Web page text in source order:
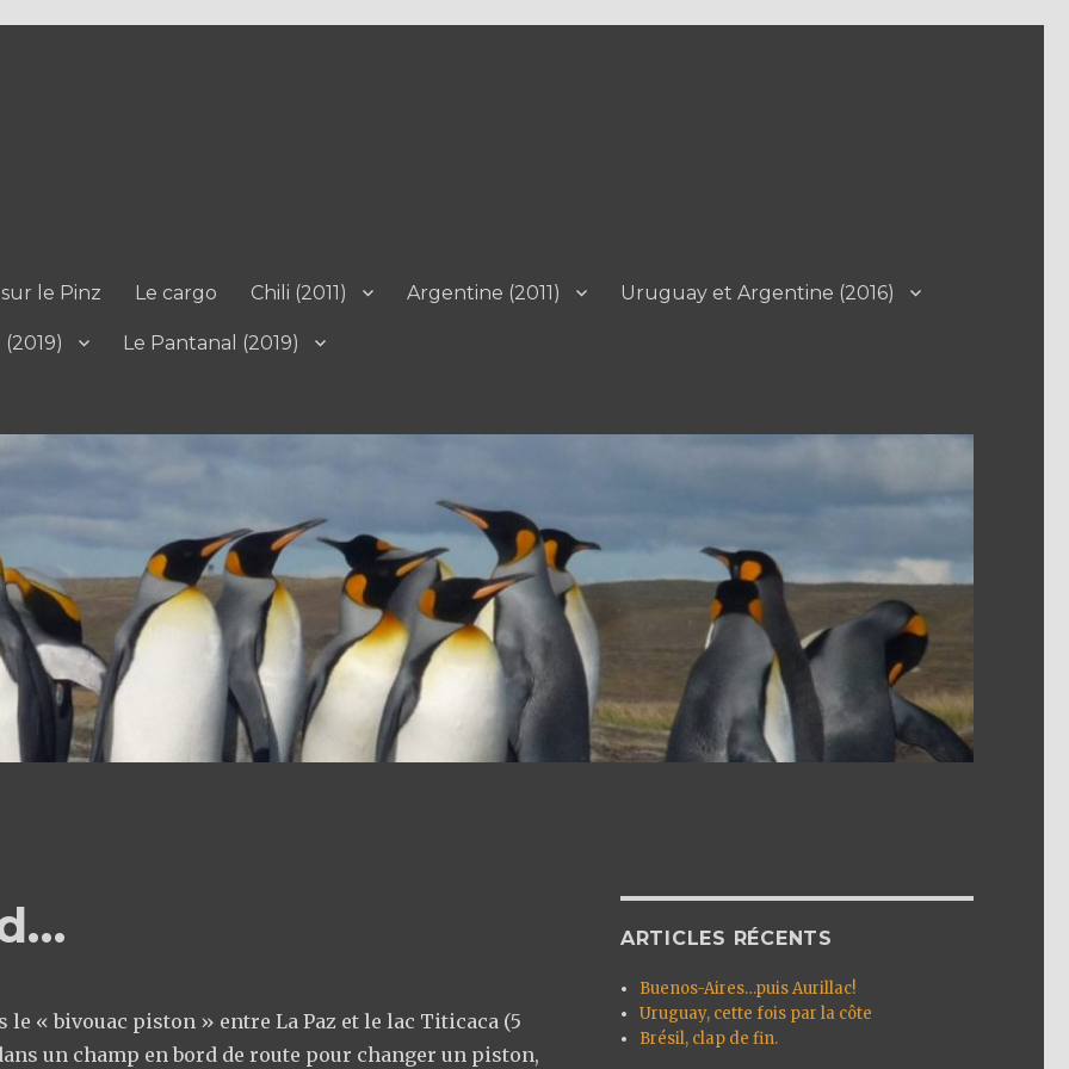
le Pinz Le cargo Chili (2011) Argentine (2011) Uruguay et Argentine (2016)
Le Pantanal (2019)
le « bivouac piston » entre La Paz et le lac Titicaca (5
un champ en bord de route pour changer un piston,
ARTICLES RÉCENTS
Buenos-Aires…puis Aurillac!
Uruguay, cette fois par la côte
Brésil, clap de fin.